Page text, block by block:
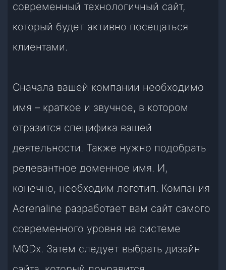
современный технологичный сайт,
который будет активно посещаться
клиентами.
Сначала вашей компании необходимо
имя – краткое и звучное, в котором
отразится специфика вашей
деятельности. Также нужно подобрать
релевантное доменное имя. И,
конечно, необходим логотип. Компания
Adrenaline разработает вам сайт самого
современного уровня на системе
MODx. Затем следует выбрать дизайн